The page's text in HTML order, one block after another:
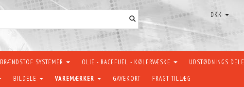
DKK
BRÆNDSTOF SYSTEMER OLIE - RACEFUEL - KØLERVÆSKE UDSTØDNINGS DELE
BILDELE VAREMÆRKER GAVEKORT FRAGT TILLÆG